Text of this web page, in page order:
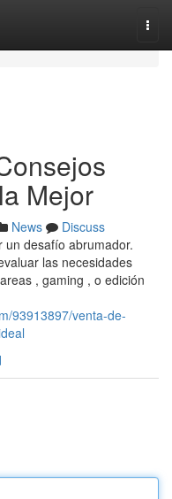
Mejor
News
Discuss
un desafío abrumador.
las necesidades
, gaming , o edición
93913897/venta-de-